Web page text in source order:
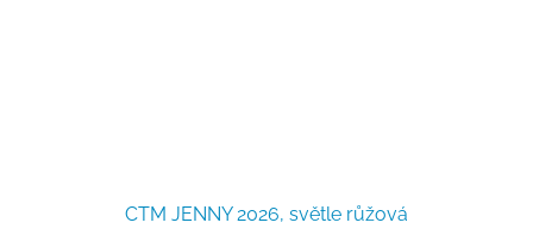
CTM JENNY 2026, světle růžová